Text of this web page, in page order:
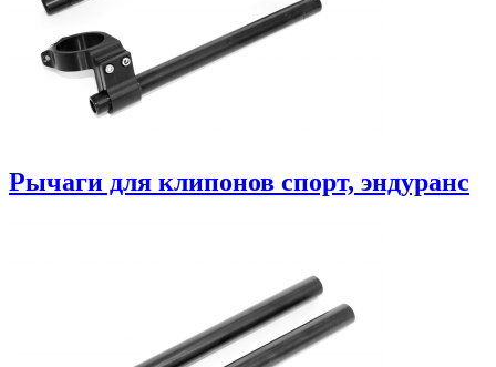
Рычаги для клипонов спорт, эндуранс